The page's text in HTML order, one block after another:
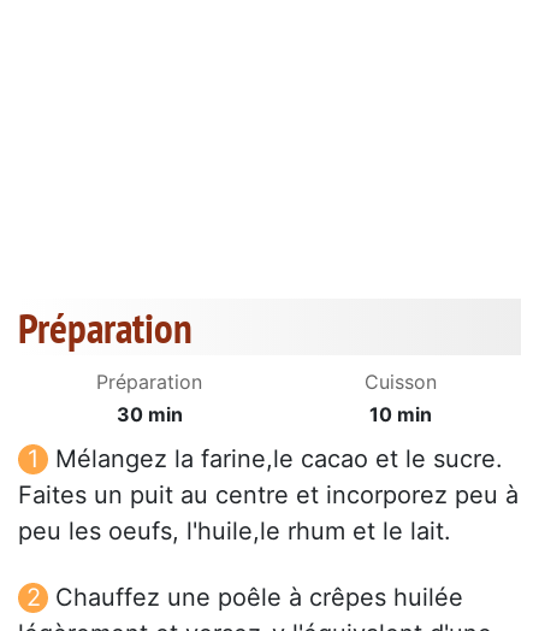
Préparation
Préparation
30 min
Cuisson
10 min
Mélangez la farine,le cacao et le sucre.
Faites un puit au centre et incorporez peu à
peu les oeufs, l'huile,le rhum et le lait.
Chauffez une poêle à crêpes huilée